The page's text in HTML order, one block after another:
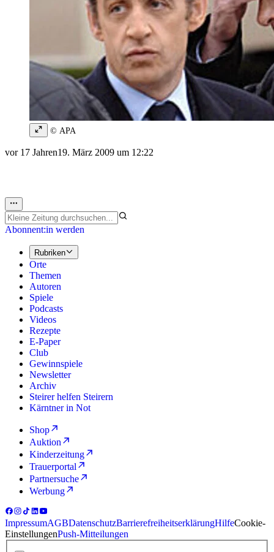
© APA
vor 17 Jahren19. März 2009 um 12:22
Abonnent:in werden
Rubriken
Orte
Themen
Autoren
Spiele
Podcasts
Videos
Rezepte
E-Paper
Club
Gewinnspiele
Newsletter
Archiv
Steirer helfen Steirern
Kärntner in Not
Shop
Auktion
Kinderzeitung
Trauerportal
Partnersuche
Werbung
ImpressumAGBDatenschutzBarrierefreiheitserklärungHilfeCookie-
EinstellungenPush-Mitteilungen